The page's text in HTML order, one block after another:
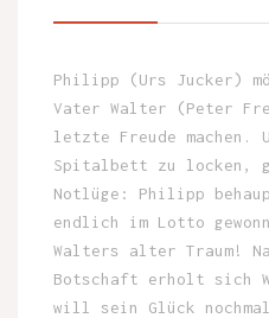
Philipp (Urs Jucker)
Vater Walter (Peter
letzte Freude machen.
Spitalbett zu locken,
Notlüge: Philipp
endlich im Lotto
Walters alter Traum!
Botschaft erholt sich
will sein Glück